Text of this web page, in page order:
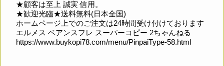
★顧客は至上 誠実 信用。
★歓迎光臨★送料無料(日本全国)
ホームページ上でのご注文は24時間受け付けております
エルメス ベアンスフレ スーパーコピー 2ちゃんねる
https://www.buykopi78.com/menu/PinpaiType-58.html